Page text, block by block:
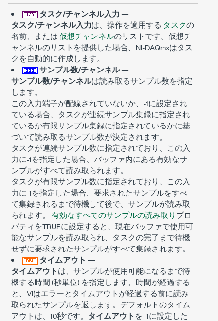
タスク/チャンネル入力 —
タスク/チャンネル入力は、操作を適用する タスクの
名前、または仮想チャンネルのリストです。仮想チ
ャンネルのリストを提供した場合、NI-DAQmxはタス
クを自動的に作成します。
サンプル数/チャンネル—
サンプル数/チャンネルは読み取るサンプル数を指定
します。
この入力端子が配線されていないか、-1に設定され
ている場合、タスクが連続サンプル集録に指定され
ているか有限サンプル集録に指定されているかに基
づいて読み取るサンプル数が決定されます。
タスクが連続サンプル数に指定されており、この入
力に-1を指定した場合、バッファ内にある有効なサ
ンプルがすべて読み取られます。
タスクが有限サンプル数に指定されており、この入
力に-1を指定した場合、要求されたサンプルをすべ
て集録されるまで待機して後で、サンプルが読み取
られます。
有効なすべてのサンプルの読み取り プロ
パティをTRUEに設定すると、現在バッファで使用可
能なサンプルを読み取られ、タスクの完了まで待機
せずに要求されたサンプルがすべて集録されます。
タイムアウト —
タイムアウトは、サンプルが使用可能になるまで待
機する時間 (秒単位) を指定します。時間が経過する
と、VIはエラーとタイムアウトが経過する前に読み
取られたサンプルを返します。デフォルトのタイム
アウトは、10秒です。 タイムアウト を -1に設定した